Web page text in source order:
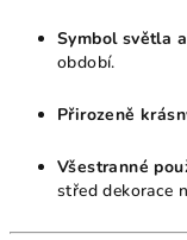
Symbol světla
období.
Přirozeně
Všestranné
střed dekorace